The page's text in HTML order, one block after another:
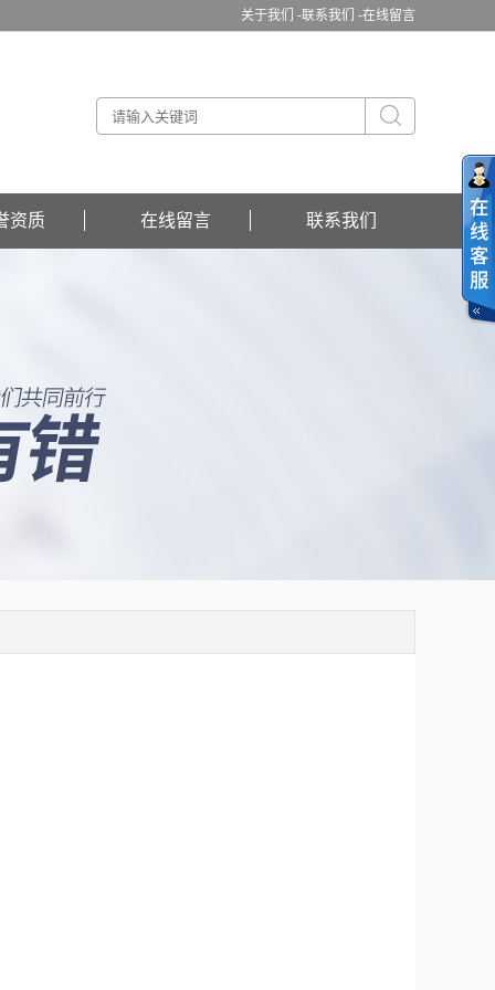
关于我们 -联系我们 -在线留言
资质 在线留言 联系我们